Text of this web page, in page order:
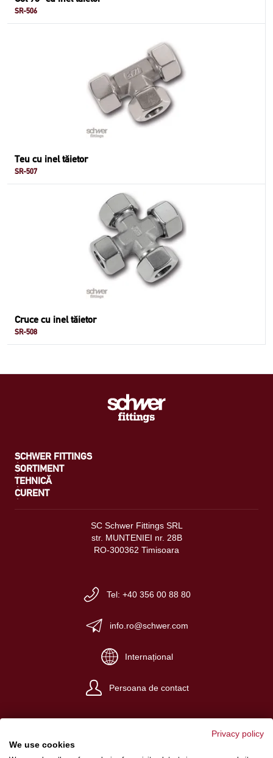
SR-506
Teu cu inel tăietor
SR-507
Cruce cu inel tăietor
SR-508
SCHWER FITTINGS
SORTIMENT
TEHNICĂ
CURENT
SC Schwer Fittings SRL
str. MUNTENIEI nr. 28B
RO-300362 Timisoara
Tel: +40 356 00 88 80
info.ro@schwer.com
Internațional
Persoana de contact
Privacy policy
We use cookies